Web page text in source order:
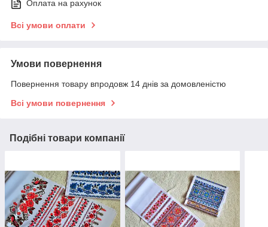
Оплата на рахунок
Всі умови оплати
Умови повернення
Повернення товару впродовж 14 днів за домовленістю
Всі умови повернення
Подібні товари компанії